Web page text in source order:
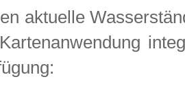
aktuelle